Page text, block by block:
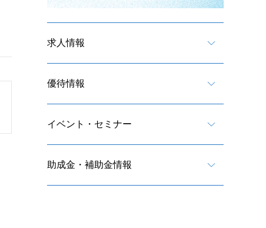
求人情報
優待情報
イベント・セミナー
助成金・補助金情報